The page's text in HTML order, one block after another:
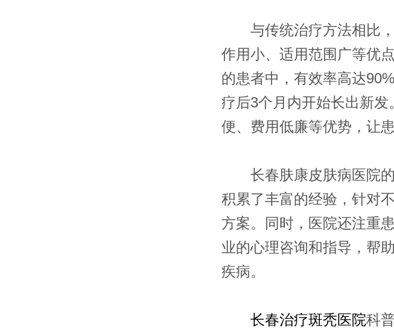
与传统治疗方法相比，
作用小、适用范围广等优
的患者中，有效率高达
疗后3个月内开始长出新
便、费用低廉等优势，让
长春肤康皮肤病医院的
积累了丰富的经验，针对
方案。同时，医院还注重
业的心理咨询和指导，帮
疾病。
长春治疗斑秃医院科